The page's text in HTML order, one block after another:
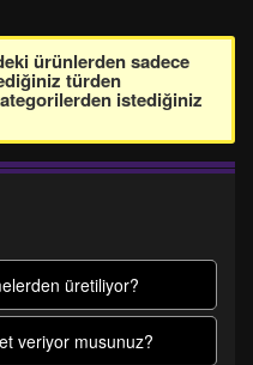
ürünlerden sadece
türden
istediğiniz
üretiliyor?
veriyor musunuz?